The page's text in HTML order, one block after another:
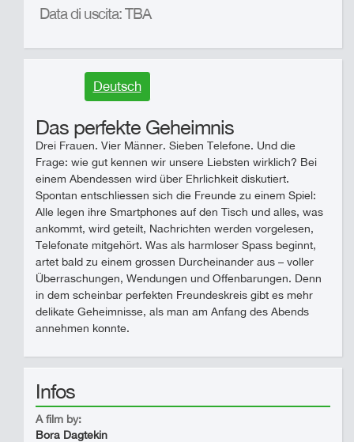
Data di uscita: TBA
Deutsch
Das perfekte Geheimnis
Drei Frauen. Vier Männer. Sieben Telefone. Und die
Frage: wie gut kennen wir unsere Liebsten wirklich? Bei
einem Abendessen wird über Ehrlichkeit diskutiert.
Spontan entschliessen sich die Freunde zu einem Spiel:
Alle legen ihre Smartphones auf den Tisch und alles, was
ankommt, wird geteilt, Nachrichten werden vorgelesen,
Telefonate mitgehört. Was als harmloser Spass beginnt,
artet bald zu einem grossen Durcheinander aus – voller
Überraschungen, Wendungen und Offenbarungen. Denn
in dem scheinbar perfekten Freundeskreis gibt es mehr
delikate Geheimnisse, als man am Anfang des Abends
annehmen konnte.
Infos
A film by:
Bora Dagtekin